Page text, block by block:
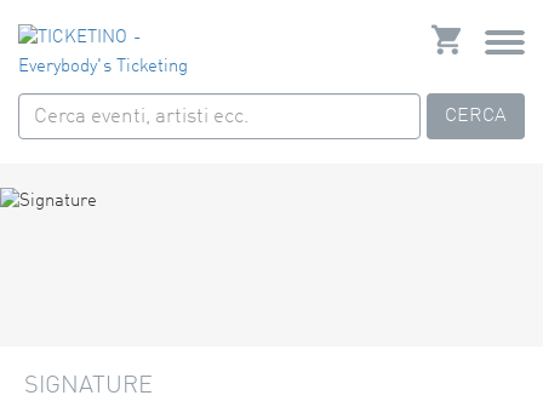
CERCA
SIGNATURE